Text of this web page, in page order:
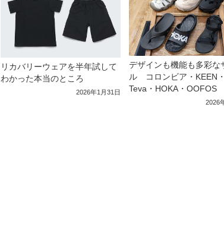
リカバリーウェアを半年試して
わかった本当のところ
2026年1月31日
デザインも機能も多彩な
ル コロンビア・KEEN・
Teva・HOKA・OOFOS
2026